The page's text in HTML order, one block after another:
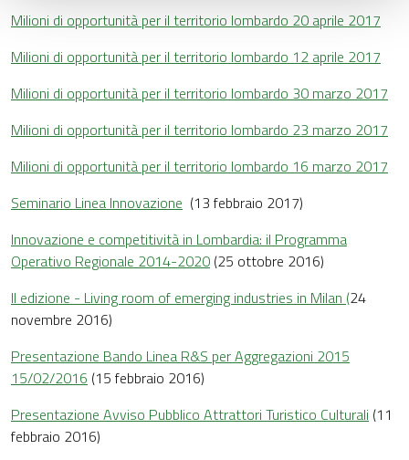
Milioni di opportunità per il territorio lombardo 20 aprile 2017
Milioni di opportunità per il territorio lombardo 12 aprile 2017
Milioni di opportunità per il territorio lombardo 30 marzo 2017
Milioni di opportunità per il territorio lombardo 23 marzo 2017
Milioni di opportunità per il territorio lombardo 16 marzo 2017
Seminario Linea Innovazione (13 febbraio 2017)
Innovazione e competitività in Lombardia: il Programma
Operativo Regionale 2014-2020 (25 ottobre 2016)
II edizione - Living room of emerging industries in Milan (24
novembre 2016)
Presentazione Bando Linea R&S per Aggregazioni 2015
15/02/2016 (15 febbraio 2016)
Presentazione Avviso Pubblico Attrattori Turistico Culturali (11
febbraio 2016)